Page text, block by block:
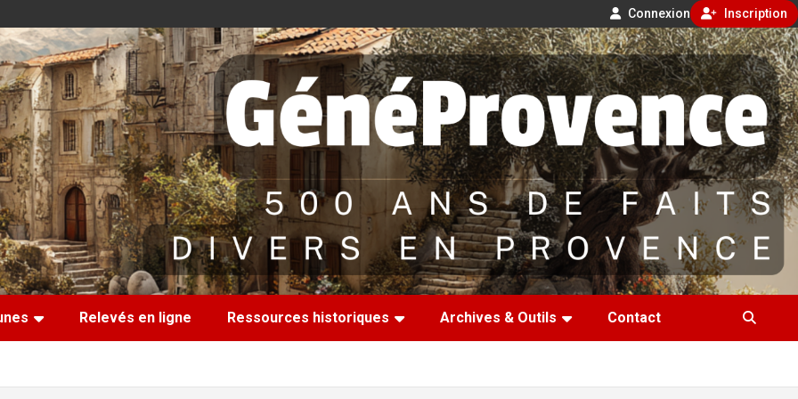
Connexion Inscription
Relevés en ligne Ressources historiques Archives & Outils Contact